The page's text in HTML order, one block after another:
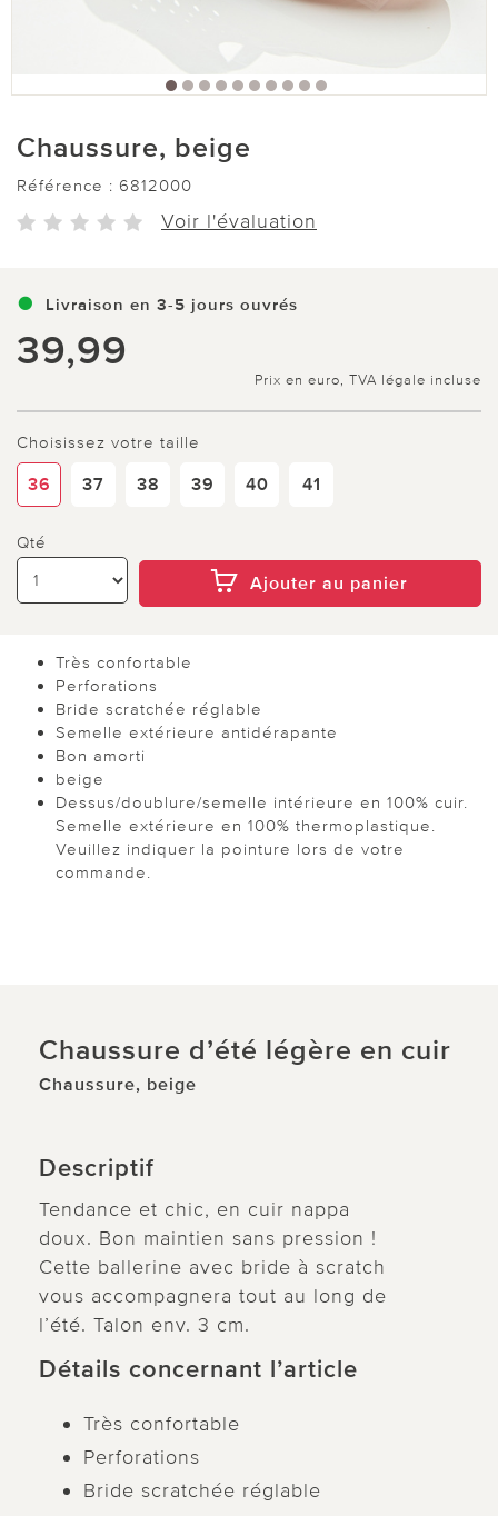
Chaussure, beige
Référence : 6812000
Voir l'évaluation
Livraison en 3-5 jours ouvrés
39,99
Prix en euro, TVA légale incluse
Choisissez votre taille
36 37 38 39 40 41
Qté
Ajouter au panier
Très confortable
Perforations
Bride scratchée réglable
Semelle extérieure antidérapante
Bon amorti
beige
Dessus/doublure/semelle intérieure en 100% cuir.
Semelle extérieure en 100% thermoplastique.
Veuillez indiquer la pointure lors de votre
commande.
Chaussure d’été légère en cuir
Chaussure, beige
Descriptif
Tendance et chic, en cuir nappa
doux. Bon maintien sans pression !
Cette ballerine avec bride à scratch
vous accompagnera tout au long de
l’été. Talon env. 3 cm.
Détails concernant l’article
Très confortable
Perforations
Bride scratchée réglable